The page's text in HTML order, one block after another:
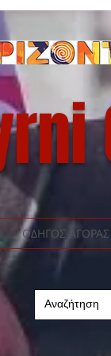
ΟΔΗΓΟΣ ΑΓΟΡΑΣ